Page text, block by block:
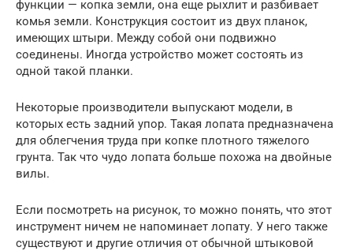
функции — копка земли, она еще рыхлит и разбивает
комья земли. Конструкция состоит из двух планок,
имеющих штыри. Между собой они подвижно
соединены. Иногда устройство может состоять из
одной такой планки.
Некоторые производители выпускают модели, в
которых есть задний упор. Такая лопата предназначена
для облегчения труда при копке плотного тяжелого
грунта. Так что чудо лопата больше похожа на двойные
вилы.
Если посмотреть на рисунок, то можно понять, что этот
инструмент ничем не напоминает лопату. У него также
существуют и другие отличия от обычной штыковой